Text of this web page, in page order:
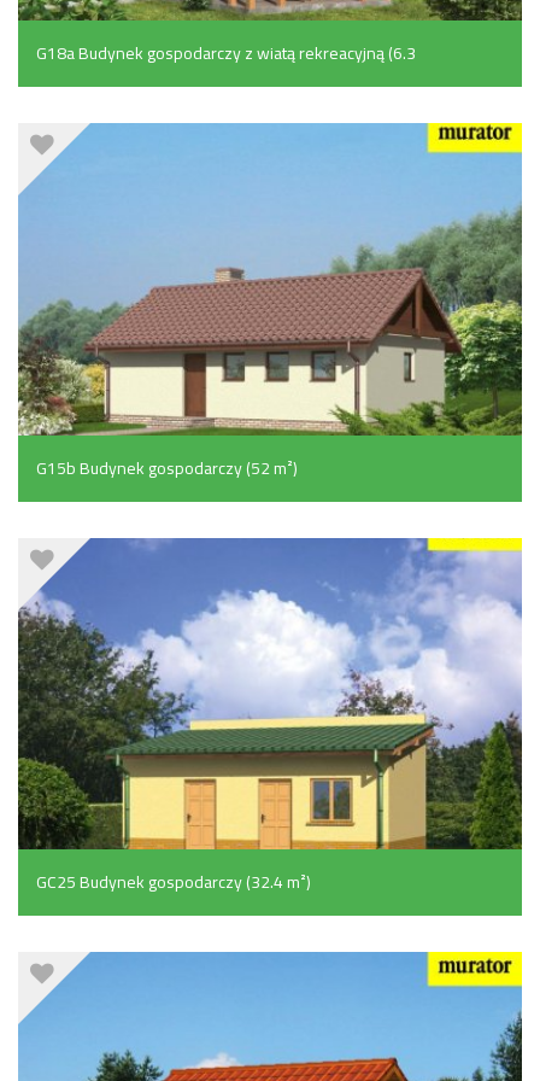
G18a Budynek gospodarczy z wiatą rekreacyjną (6.3
m²)
G15b Budynek gospodarczy (52 m²)
GC25 Budynek gospodarczy (32.4 m²)